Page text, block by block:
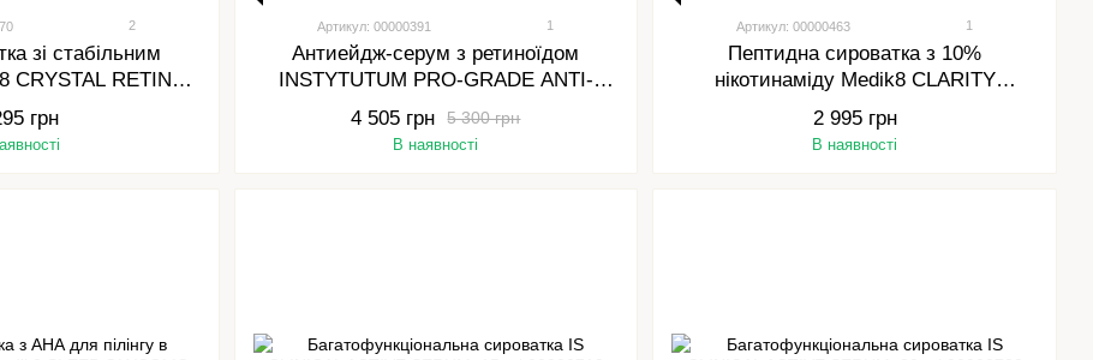
2
зі стабільним
CRYSTAL RETINAL
ml
грн
Артикул: 00000391 1
Антиейдж-серум з ретиноїдом
INSTYTUTUM PRO-GRADE ANTI-
AGING X-STRENGTH RETINOL
SERUM 30 МЛ
5 300 грн
4 505 грн
В наявності
Артикул: 00000463 1
Пептидна сироватка з 10%
нікотинаміду Medik8 CLARITY
PEPTIDES 30 ml
2 995 грн
В наявності